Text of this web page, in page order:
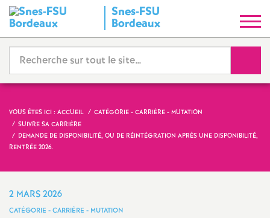
Snes-FSU
Bordeaux
y
n
d
i
c
VOUS ÊTES ICI : ACCUEIL
CATÉGORIE - CARRIÈRE - MUTATION
SUIVRE SA CARRIÈRE
DEMANDE DE DISPONIBILITÉ, OU DE RÉINTÉGRATION APRÈS UNE DISPONIBILITÉ,
RENTRÉE 2026.
2 MARS 2026
CATÉGORIE - CARRIÈRE - MUTATION